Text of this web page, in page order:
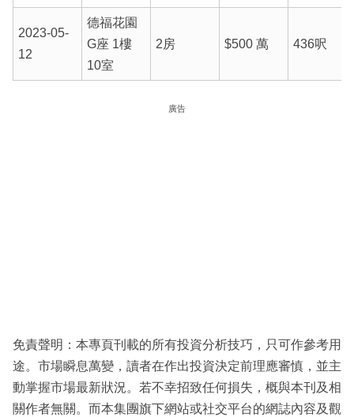
2023-05-
12
德福花園
G座 1樓
10室
2房 $500 萬 436呎
廣告
免責聲明：本專頁刊載的所有投資分析技巧，只可作參考用
途。市場瞬息萬變，讀者在作出投資決定前理應審慎，並主
動掌握市場最新狀況。若不幸招致任何損失，概與本刊及相
關作者無關。而本集團旗下網站或社交平台的網誌內容及觀